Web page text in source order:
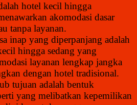
hotel kecil hingga
akomodasi dasar
tanpa layanan.
inap yang diperpanjang adalah
hingga sedang yang
layanan lengkap jangka
dengan hotel tradisional.
tujuan adalah bentuk
yang melibatkan kepemilikan